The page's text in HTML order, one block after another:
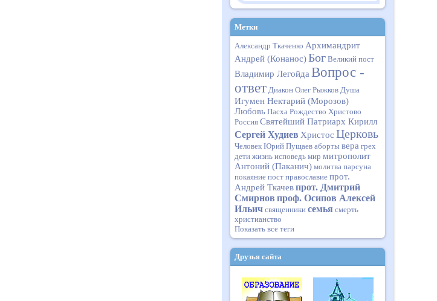
Метки
Александр Ткаченко Архимандрит
Андрей (Конанос)Бог Великий пост
Владимир ЛегойдаВопрос -
ответ Диакон Олег Рыжков Душа
Игумен Нектарий (Морозов)
Любовь Пасха Рождество Христово
Россия Святейший Патриарх Кирилл
Сергей Худиев Христос Церковь
Человек Юрий Пущаев аборты вера грех
дети жизнь исповедь мир митрополит
Антоний (Паканич) молитва парсуна
покаяние пост православие прот.
Андрей Ткачевпрот. Дмитрий
Смирнов проф. Осипов Алексей
Ильич священники семья смерть
христианство
Показать все теги
Друзья сайта